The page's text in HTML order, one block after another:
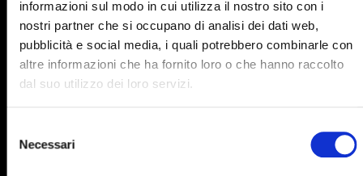
informazioni sul modo in cui utilizza il nostro sito con i
nostri partner che si occupano di analisi dei dati web,
pubblicità e social media, i quali potrebbero combinarle con
altre informazioni che ha fornito loro o che hanno raccolto
dal suo utilizzo dei loro servizi.
delNecessari
900
901 902 903
904
905
906 907
915